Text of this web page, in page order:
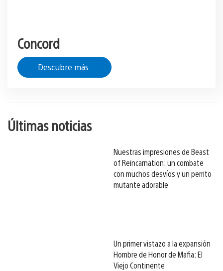
Concord
Descubre más.
Últimas noticias
Nuestras impresiones de Beast
of Reincarnation: un combate
con muchos desvíos y un perrito
mutante adorable
Un primer vistazo a la expansión
Hombre de Honor de Mafia: El
Viejo Continente